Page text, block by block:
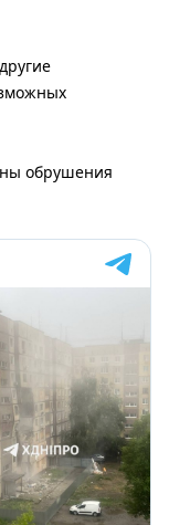
обрушения